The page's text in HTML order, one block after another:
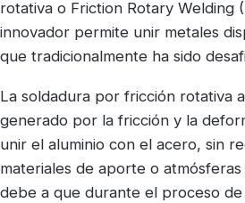
rotativa o Friction Rotary Welding
innovador permite unir metales
que tradicionalmente ha sido
La soldadura por fricción rotativa
generado por la fricción y la
unir el aluminio con el acero, sin
materiales de aporte o
debe a que durante el proceso de